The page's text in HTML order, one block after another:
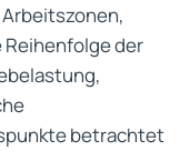
Reihenfolge der
betrachtet